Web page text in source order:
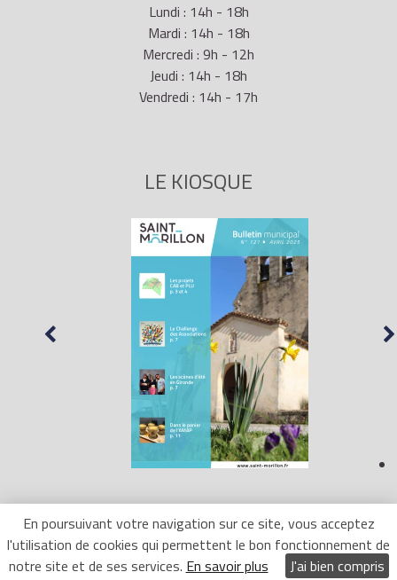
En poursuivant votre navigation sur ce site, vous acceptez
l'utilisation de cookies qui permettent le bon fonctionnement de
notre site et de ses services. En savoir plus J'ai bien compris
Lundi : 14h - 18h
Mardi : 14h - 18h
Mercredi : 9h - 12h
Jeudi : 14h - 18h
Vendredi : 14h - 17h
LE KIOSQUE
Mentions Légales - Site réalisé parLR Marketing